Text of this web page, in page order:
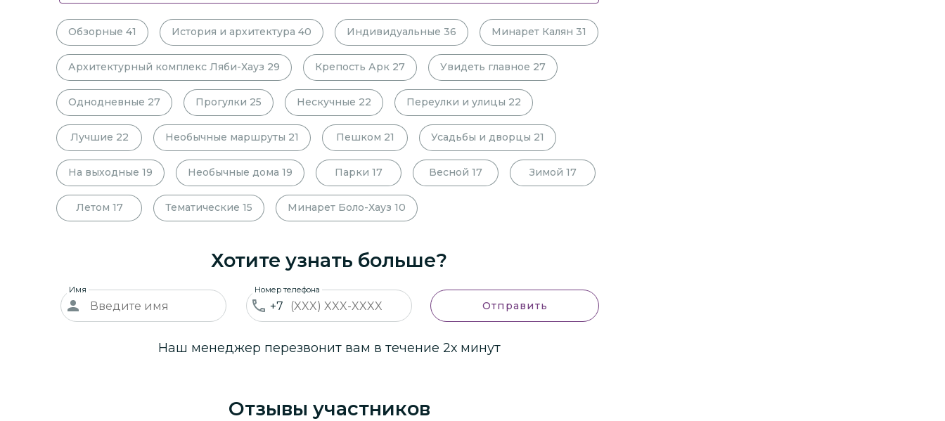
Обзорные 41 История и архитектура 40 Индивидуальные 36 Минарет Калян 31
Архитектурный комплекс Ляби-Хауз 29 Крепость Арк 27 Увидеть главное 27
Однодневные 27 Прогулки 25 Нескучные 22 Переулки и улицы 22
Лучшие 22 Необычные маршруты 21 Пешком 21 Усадьбы и дворцы 21
На выходные 19 Необычные дома 19 Парки 17 Весной 17 Зимой 17
Летом 17 Тематические 15 Минарет Боло-Хауз 10
Хотите узнать больше?
Имя
+7
Номер телефона
Отправить
Наш менеджер перезвонит вам в течение 2х минут
Отзывы участников